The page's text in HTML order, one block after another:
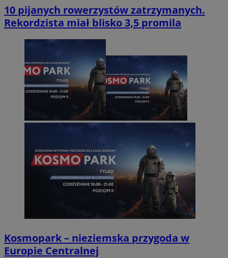
10 pijanych rowerzystów zatrzymanych.
Rekordzista miał blisko 3,5 promila
Kosmopark – nieziemska przygoda w
Europie Centralnej